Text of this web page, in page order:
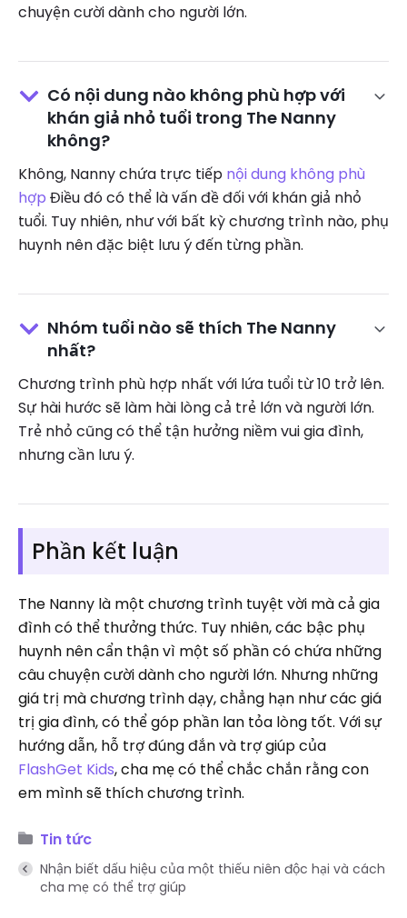
chuyện cười dành cho người lớn.
Có nội dung nào không phù hợp với
khán giả nhỏ tuổi trong The Nanny
không?
Không, Nanny chứa trực tiếp nội dung không phù
hợp Điều đó có thể là vấn đề đối với khán giả nhỏ
tuổi. Tuy nhiên, như với bất kỳ chương trình nào, phụ
huynh nên đặc biệt lưu ý đến từng phần.
Nhóm tuổi nào sẽ thích The Nanny
nhất?
Chương trình phù hợp nhất với lứa tuổi từ 10 trở lên.
Sự hài hước sẽ làm hài lòng cả trẻ lớn và người lớn.
Trẻ nhỏ cũng có thể tận hưởng niềm vui gia đình,
nhưng cần lưu ý.
Phần kết luận
The Nanny là một chương trình tuyệt vời mà cả gia
đình có thể thưởng thức. Tuy nhiên, các bậc phụ
huynh nên cẩn thận vì một số phần có chứa những
câu chuyện cười dành cho người lớn. Nhưng những
giá trị mà chương trình dạy, chẳng hạn như các giá
trị gia đình, có thể góp phần lan tỏa lòng tốt. Với sự
hướng dẫn, hỗ trợ đúng đắn và trợ giúp của
FlashGet Kids, cha mẹ có thể chắc chắn rằng con
em mình sẽ thích chương trình.
Tin tức
Nhận biết dấu hiệu của một thiếu niên độc hại và cách
cha mẹ có thể trợ giúp